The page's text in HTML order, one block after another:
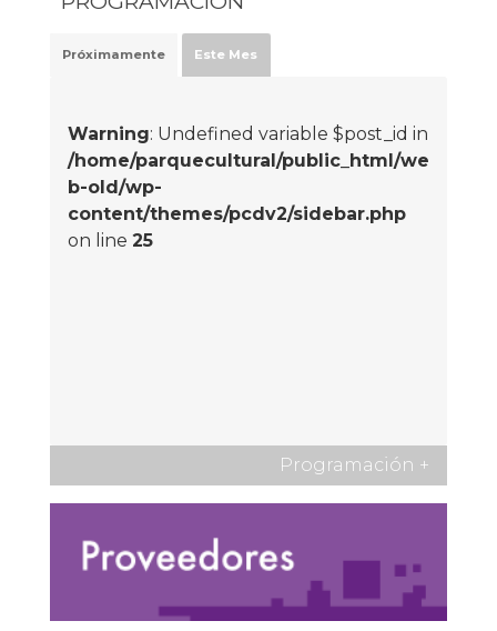
Próximamente Este Mes
Warning: Undefined variable $post_id in
/home/parquecultural/public_html/we
b-old/wp-
content/themes/pcdv2/sidebar.php
on line 25
Programación +